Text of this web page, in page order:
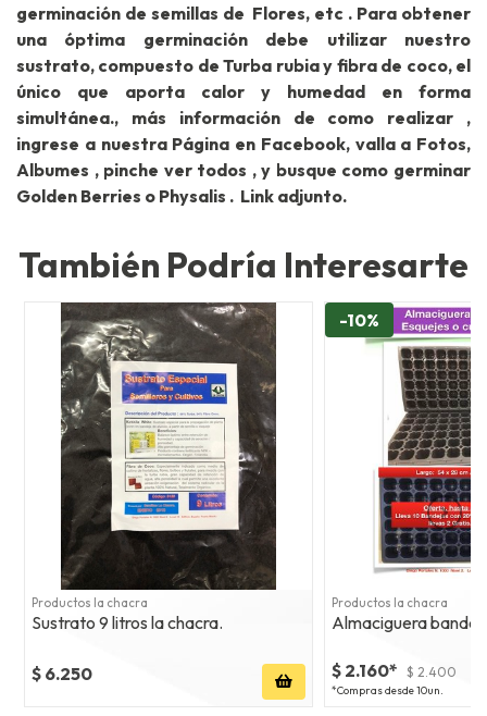
germinación de semillas de Flores, etc . Para obtener
una óptima germinación debe utilizar nuestro
sustrato, compuesto de Turba rubia y fibra de coco, el
único que aporta calor y humedad en forma
simultánea., más información de como realizar ,
ingrese a nuestra Página en Facebook, valla a Fotos,
Albumes , pinche ver todos , y busque como germinar
Golden Berries o Physalis . Link adjunto.
También Podría Interesarte
Productos la chacra
Sustrato 9 litros la chacra.
$ 6.250
-10%
Productos la chacra
Almaciguera
$ 2.160* $ 2.400
*Compras desde 10un.